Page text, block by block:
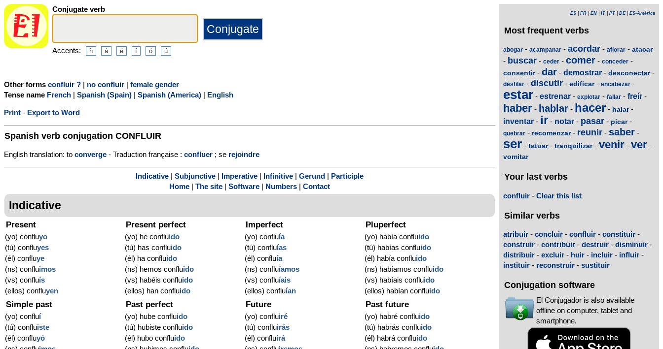
Conjugate verb
Accents:
Other forms confluir ? | no confluir | female gender
Tense name French | Spanish (Spain) | Spanish (America) | English
Print - Export to Word
Spanish verb conjugation CONFLUIR
English translation: to converge - Traduction française : confluer ; se rejoindre
Indicative Subjunctive Imperative Infinitive Gerund
Participle
Home
The site Software Numbers Contact
Indicative
Present
(yo) confluyo
(tú) confluyes
(él) confluye
(ns) confluimos
(vs) confluís
(ellos) confluyen
Present perfect
(yo) he confluido
(tú) has confluido
(él) ha confluido
(ns) hemos confluido
(vs) habéis confluido
(ellos) han confluido
Imperfect
(yo) confluía
(tú) confluías
(él) confluía
(ns) confluíamos
(vs) confluíais
(ellos) confluían
Pluperfect
(yo) había confluido
(tú) habías confluido
(él) había confluido
(ns) habíamos confluido
(vs) habíais confluido
(ellos) habían confluido
Simple past
(yo) confluí
(tú) confluiste
(él) confluyó
Past perfect
(yo) hube confluido
(tú) hubiste confluido
(él) hubo confluido
Future
(yo) confluiré
(tú) confluirás
(él) confluirá
Past future
(yo) habré confluido
(tú) habrás confluido
(él) habrá confluido
ES FR EN IT PT DE| ES-América
Most frequent verbs
abogar - acampanar - acordar - aflorar - atacar
- buscar - ceder - comer - conceder -
consentir- dar - demostrar - desconectar-
desfilar - discutir - edificar- encabezar -
estar - estrenar - explotar - fallar - freír -
haber - hablar - hacer - halar-
inventar - ir - notar - pasar - picar-
quebrar - recomenzar- reunir - saber -
ser - tatuar- tranquilizar- venir - ver -
vomitar
Your last verbs
confluir - Clear this list
Similar verbs
atribuir - concluir - confluir - constituir -
construir - contribuir - destruir - disminuir -
distribuir - excluir - huir - incluir - influir -
instituir - reconstruir - sustituir
Conjugation software
El Conjugador is also available
offline on computer, tablet and
smartphone.